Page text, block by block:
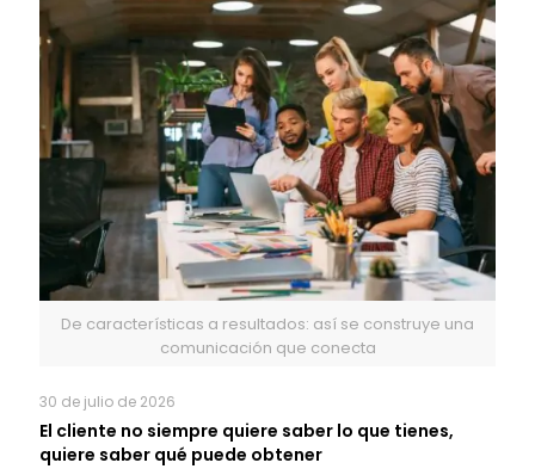
De características a resultados: así se construye una
comunicación que conecta
30 de julio de 2026
El cliente no siempre quiere saber lo que tienes,
quiere saber qué puede obtener